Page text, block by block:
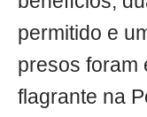
permitido e
presos foram
flagrante na